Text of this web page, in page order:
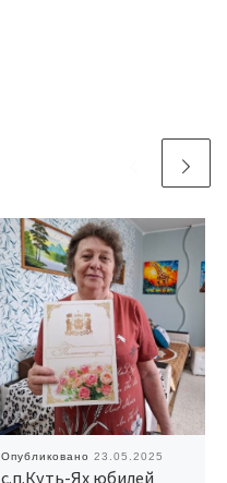
Опубликовано 23.05.2025
с.п.Куть-Ях юбилей